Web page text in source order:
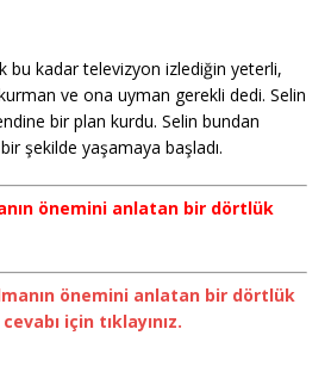
bu kadar televizyon izlediğin yeterli,
ve ona uyman gerekli dedi. Selin
bir plan kurdu. Selin bundan
şekilde yaşamaya başladı.
önemini anlatan bir dörtlük
önemini anlatan bir dörtlük
için tıklayınız.